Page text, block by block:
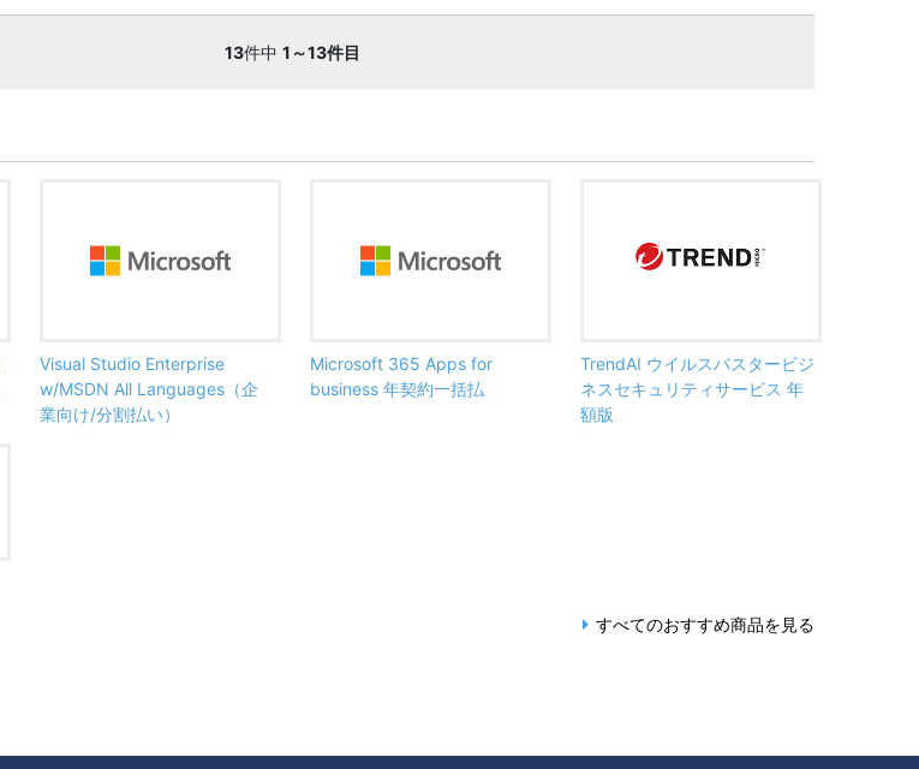
13件中 1～13件目
Visual Studio Enterprise
w/MSDN All Languages（企
業向け/分割払い）
Microsoft 365 Apps for
business 年契約一括払
TrendAI ウイルスバスタービジ
ネスセキュリティサービス 年
額版
すべてのおすすめ商品を見る